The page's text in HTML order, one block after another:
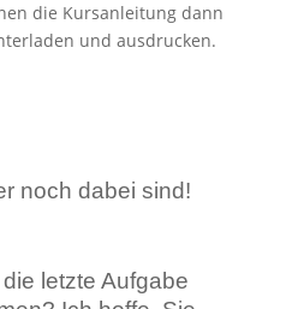
die Kursanleitung dann
und ausdrucken.
noch dabei sind!
letzte Aufgabe